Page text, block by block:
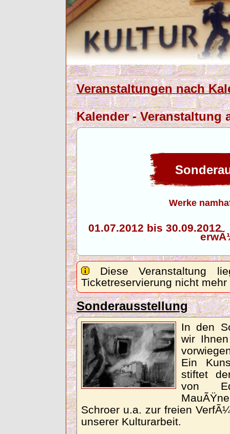
Veranstaltungen nach
Kalender - Veranstaltung
Werke
01.07.2012 bis
Diese Veranstaltung
Ticketreservierung nicht
Sonderausstellung
In den
wir
Ein
stiftet
von
Schroer u.a. zur freien
unserer Kulturarbeit.